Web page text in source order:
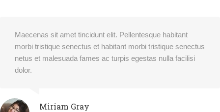
VIDEOBOOK
Maecenas sit amet tincidunt elit. Pellentesque habitant
morbi tristique senectus et habitant morbi tristique senectus
netus et malesuada fames ac turpis egestas nulla facilisi
dolor.
Miriam Gray